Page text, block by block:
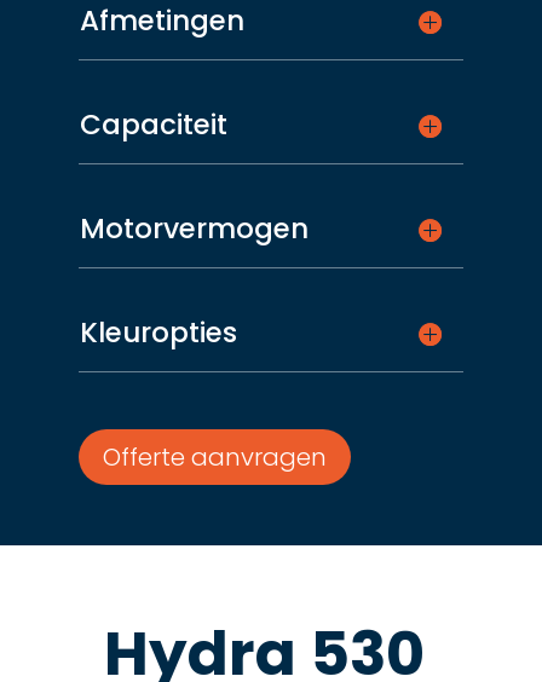
Afmetingen
Capaciteit
Motorvermogen
Kleuropties
Offerte aanvragen
Hydra 530